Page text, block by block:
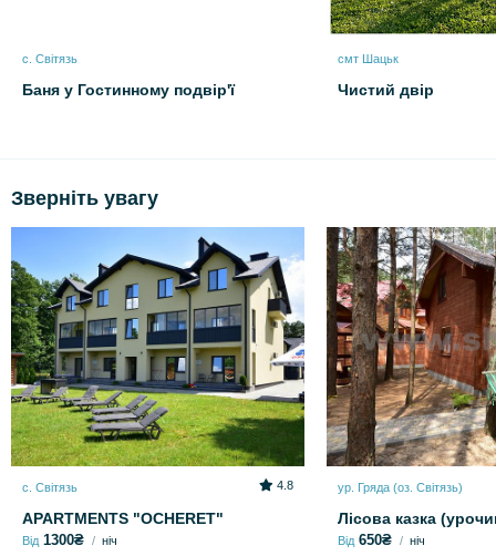
с. Світязь
Баня у Гостинному подвір'ї
смт Шацьк
Чистий двір
Зверніть увагу
с. Світязь 4.8
APARTMENTS "OCHERET"
Від 1300₴ ніч
ур. Гряда (оз. Світязь)
Лісова казка
Від 650₴ ніч